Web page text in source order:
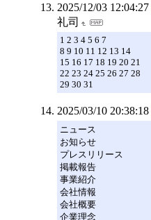
2025/12/03 12:04:27
礼司
1 2 3 4 5 6 7
8 9 10 11 12 13 14
15 16 17 18 19 20 21
22 23 24 25 26 27 28
29 30 31
2025/03/10 20:38:18
ニュース
お知らせ
プレスリリース
掲載報告
事業紹介
会社情報
会社概要
企業理念